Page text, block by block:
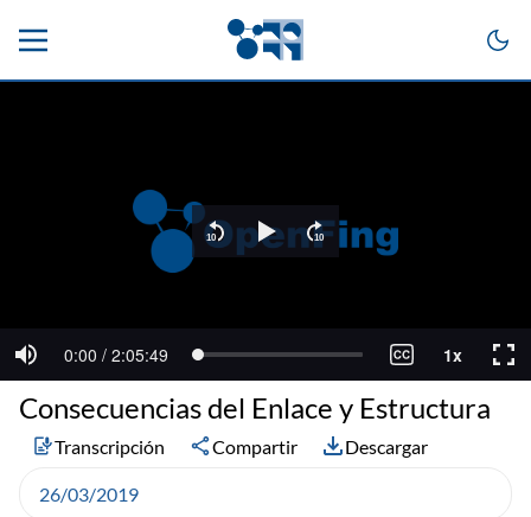
Consecuencias del Enlace y Estructura
Transcripción Compartir Descargar
26/03/2019